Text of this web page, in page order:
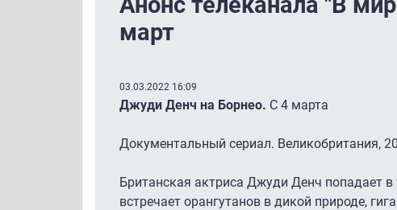
март
03.03.2022 16:09
Джуди Денч на Борнео. С 4 марта
Документальный сериал. Великобритания,
Британская актриса Джуди Денч попадает в
встречает орангутанов в дикой природе,